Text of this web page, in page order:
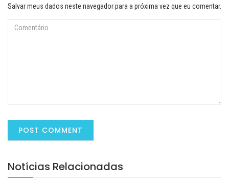
Salvar meus dados neste navegador para a próxima vez que eu comentar.
Notícias Relacionadas